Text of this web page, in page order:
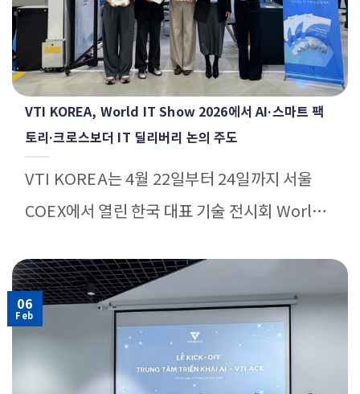
VTI KOREA, World IT Show 2026에서 AI·스마트 팩
토리·크로스보더 IT 딜리버리 논의 주도
VTI KOREA는 4월 22일부터 24일까지 서울
COEX에서 열린 한국 대표 기술 전시회 World
06
Feb